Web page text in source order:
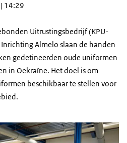
14:29
Uitrustingsbedrijf (KPU-
Almelo slaan de handen
gedetineerden oude uniformen
in Oekraïne. Het doel is om
beschikbaar te stellen voor
op een glimmende tafel, met mensen